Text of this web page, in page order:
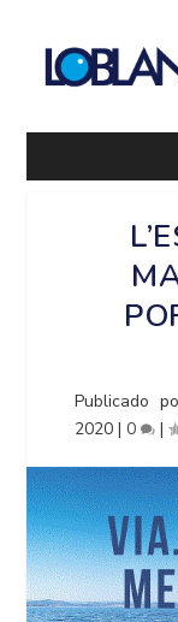
Publicado
2020 |0 |